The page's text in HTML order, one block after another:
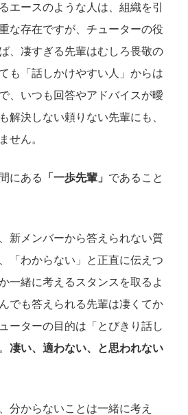
エースのような人は、組織を引
な存在ですが、チューターの役
、凄すぎる先輩はむしろ畏敬の
も「話しかけやすい人」からは
、いつも回答やアドバイスが曖
解決しない頼りない先輩にも、
せん。
にある 「一歩先輩」 であること
新メンバーから答えられない質
「わからない」と正直に伝えつ
一緒に考えるスタンスを取るよ
でも答えられる先輩は凄くてか
ーターの目的は「とびきり話し
凄い、適わない、と思われない
分からないことは一緒に考え